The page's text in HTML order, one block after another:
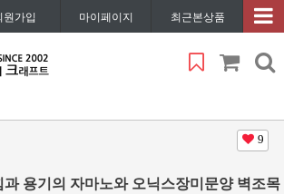
원가입 마이페이지 최근본상품
9
용기의 자마노와 오닉스장미문양 벽조목